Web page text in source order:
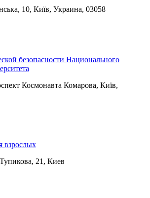
10, Київ, Украина, 03058
безопасности Национального
Космонавта Комарова, Київ,
взрослых
21, Киев